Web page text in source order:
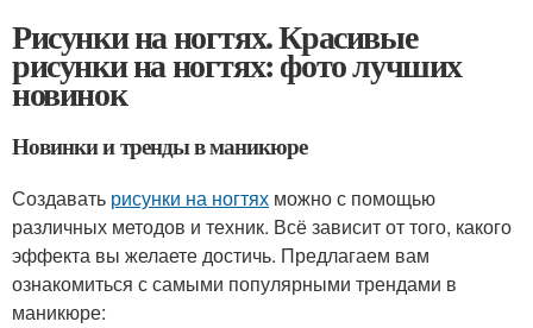
Рисунки на ногтях. Красивые
рисунки на ногтях: фото лучших
новинок
Новинки и тренды в маникюре
Создавать рисунки на ногтях можно с помощью
различных методов и техник. Всё зависит от того, какого
эффекта вы желаете достичь. Предлагаем вам
ознакомиться с самыми популярными трендами в
маникюре: